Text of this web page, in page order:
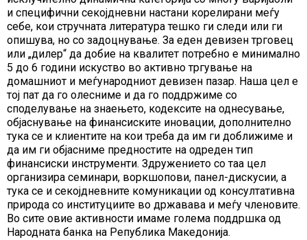
и специфични секојдневни настани корелирани меѓу
себе, кои стручната литература тешко ги следи или ги
опишува, но со задоцнување. За еден девизен трговец
или „дилер“ да добие на квалитет потребно е минимално
5 до 6 години искуство во активно тргување на
домашниот и меѓународниот девизен пазар. Наша цел е
тој пат да го олесниме и да го поддржиме со
споделување на знаењето, кодексите на однесување,
објаснување на финансиските иновации, дополнително
тука се и клиентите на кои треба да им ги доближиме и
да им ги објасниме предностите на одреден тип
финансиски инструменти. Здружението со таа цел
организира семинари, воркшопови, панел-дискусии, а
тука се и секојдневните комуникации од консултативна
природа со институциите во државава и меѓу членовите.
Во сите овие активности имаме голема поддршка од
Народната банка на Република Македонија.